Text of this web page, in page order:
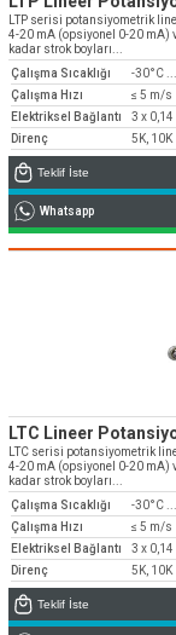
LTP serisi potansiyometrik
4-20 mA (opsiyonel 0-20 mA)
kadar strok boyları...
Çalışma Sıcaklığı
-30°C
Çalışma Hızı
≤ 5 m/s
Elektriksel Bağlantı
3 x
Direnç
5K, 10K
Teklif İste
Whatsapp
LTC Lineer
LTC serisi potansiyometrik
4-20 mA (opsiyonel 0-20 mA)
kadar strok boyları...
Çalışma Sıcaklığı
-30°C
Çalışma Hızı
≤ 5 m/s
Elektriksel Bağlantı
3 x
Direnç
5K, 10K
Teklif İste